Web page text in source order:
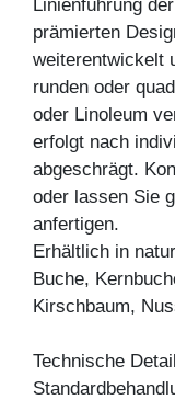
Linienführung
prämierten
weiterentwickelt
runden oder
oder Linoleum
erfolgt nach
abgeschrägt.
oder lassen Sie
anfertigen.
Erhältlich in
Buche,
Kirschbaum,
Technische